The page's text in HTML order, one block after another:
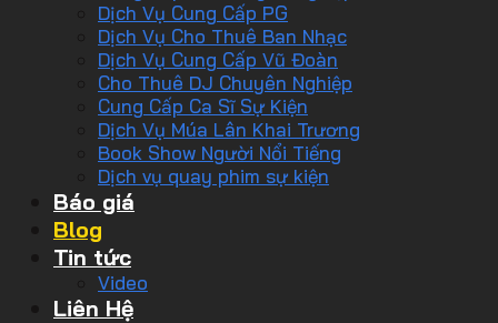
Dịch Vụ Cung Cấp PG
Dịch Vụ Cho Thuê Ban Nhạc
Dịch Vụ Cung Cấp Vũ Đoàn
Cho Thuê DJ Chuyên Nghiệp
Cung Cấp Ca Sĩ Sự Kiện
Dịch Vụ Múa Lân Khai Trương
Book Show Người Nổi Tiếng
Dịch vụ quay phim sự kiện
Báo giá
Blog
Tin tức
Video
Liên Hệ